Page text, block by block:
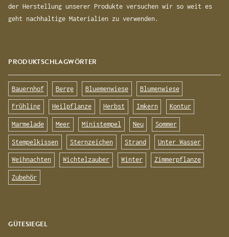
der Herstellung unserer Produkte versuchen wir so weit es
geht nachhaltige Materialien zu verwenden.
PRODUKTSCHLAGWÖRTER
Bauernhof Berge Bluemenwiese Blumenwiese
Frühling Heilpflanze Herbst Imkern Kontur
Marmelade Meer Ministempel Neu Sommer
Stempelkissen Sternzeichen Strand Unter Wasser
Weihnachten Wichtelzauber Winter Zimmerpflanze
Zubehör
GÜTESIEGEL